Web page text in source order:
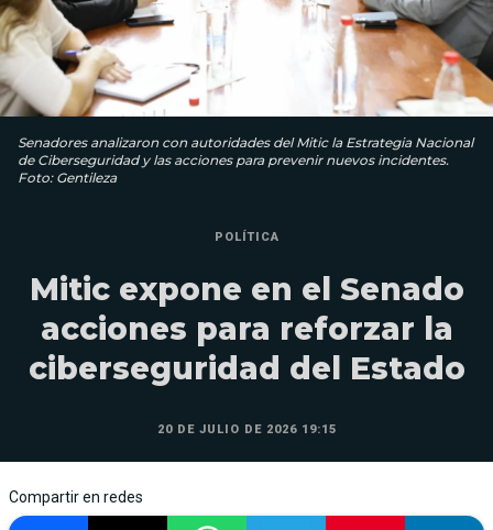
Senadores analizaron con autoridades del Mitic la Estrategia Nacional
de Ciberseguridad y las acciones para prevenir nuevos incidentes.
Foto: Gentileza
POLÍTICA
Mitic expone en el Senado
acciones para reforzar la
ciberseguridad del Estado
20 DE JULIO DE 2026 19:15
Compartir en redes